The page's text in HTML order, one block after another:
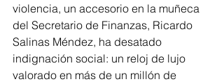
violencia, un accesorio en la muñeca
del Secretario de Finanzas, Ricardo
Salinas Méndez, ha desatado
indignación social: un reloj de lujo
valorado en más de un millón de